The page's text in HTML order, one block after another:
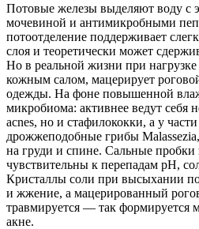
Потовые железы выделяют воду с
мочевиной и антимикробными
потоотделение поддерживает
слоя и теоретически может
Но в реальной жизни при
кожным салом, мацерирует
одежды. На фоне повышенной
микробиома: активнее ведут себя
acnes, но и стафилококки, а у
дрожжеподобные грибы
на груди и спине. Сальные
чувствительны к перепадам рН,
Кристаллы соли при высыхании
и жжение, а мацерированный
травмируется — так формируется
акне.